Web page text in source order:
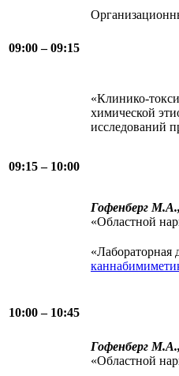
09:00 – 09:15
09:15 – 10:00
«Клинико-
химической
исследований
Гофенберг М.А.,
«Областной
10:00 – 10:45
«Лабораторная
Гофенберг М.А.,
«Областной